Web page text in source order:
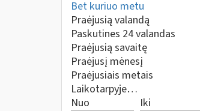
Bet kuriuo metu
Praėjusią valandą
Paskutines 24 valandas
Praėjusią savaitę
Praėjusį mėnesį
Praėjusiais metais
Laikotarpyje…
Nuo
Iki